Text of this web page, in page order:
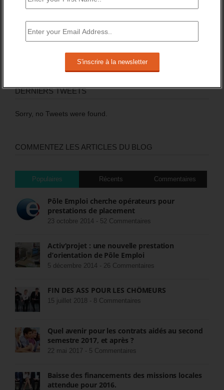
DERNIERS TWEETS
Sorry, no Tweets were found.
COMMENTEZ LES ARTICLES DU BLOG
Populaires Récents Commentaires
Pôle Emploi cherche opérateurs pour
prestations de placement
23 octobre 2014 - 52 Commentaires
Activ’projet : une nouvelle prestation
d’orientation de Pôle Emploi
5 décembre 2014 - 26 Commentaires
FIN DES ASS POUR LES CHÔMEURS
15 juillet 2018 - 8 Commentaires
Quel avenir pour les contrats aidés au second
semestre 2017, et après ?
22 mai 2017 - 5 Commentaires
Baisse des financements des missions locales
attendue pour 2016.